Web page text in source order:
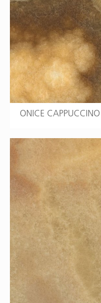
ONICE CAPPUCCINO